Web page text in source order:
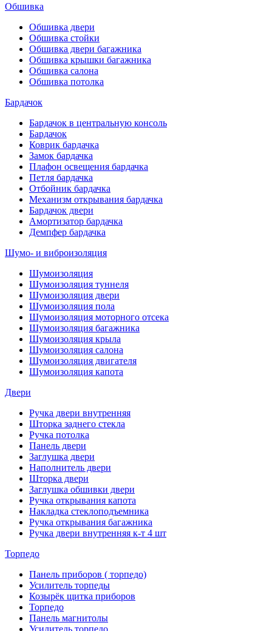
Обшивка
Обшивка двери
Обшивка стойки
Обшивка двери багажника
Обшивка крышки багажника
Обшивка салона
Обшивка потолка
Бардачок
Бардачок в центральную консоль
Бардачок
Коврик бардачка
Замок бардачка
Плафон освещения бардачка
Петля бардачка
Отбойник бардачка
Механизм открывания бардачка
Бардачок двери
Амортизатор бардачка
Демпфер бардачка
Шумо- и виброизоляция
Шумоизоляция
Шумоизоляция туннеля
Шумоизоляция двери
Шумоизоляция пола
Шумоизоляция моторного отсека
Шумоизоляция багажника
Шумоизоляция крыла
Шумоизоляция салона
Шумоизоляция двигателя
Шумоизоляция капота
Двери
Ручка двери внутренняя
Шторка заднего стекла
Ручка потолка
Панель двери
Заглушка двери
Наполнитель двери
Шторка двери
Заглушка обшивки двери
Ручка открывания капота
Накладка стеклоподъемника
Ручка открывания багажника
Ручка двери внутренняя к-т 4 шт
Торпедо
Панель приборов ( торпедо)
Усилитель торпеды
Козырёк щитка приборов
Торпедо
Панель магнитолы
Усилитель торпедо